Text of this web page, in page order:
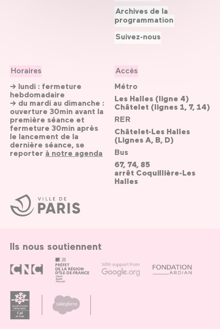
Ville
de
Paris
Horaires
→ lundi : fermeture
hebdomadaire
→ du mardi au dimanche :
ouverture 30min avant la
première séance et
fermeture 30min après
le lancement de la
dernière séance, se
reporter à notre agenda
Accès
Métro
Les Halles (ligne 4)
Châtelet (lignes 1, 7, 14)
RER
Châtelet-Les Halles
(Lignes A, B, D)
Bus
67, 74, 85
arrêt Coquillière-Les
Halles
Archives de la
programmation
Suivez-nous
Ils nous soutiennent